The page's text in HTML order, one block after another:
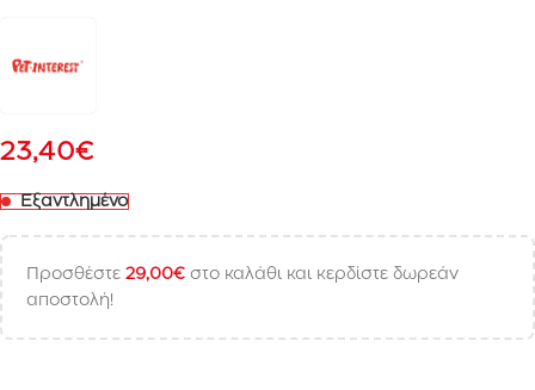
23,40€
Εξαντλημένο
Προσθέστε 29,00€ στο καλάθι και κερδίστε δωρεάν
αποστολή!